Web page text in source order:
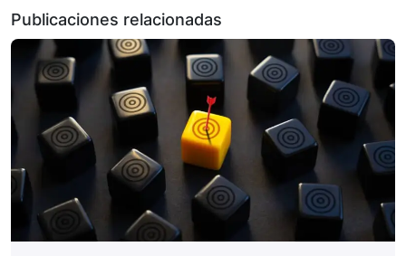
Publicaciones relacionadas